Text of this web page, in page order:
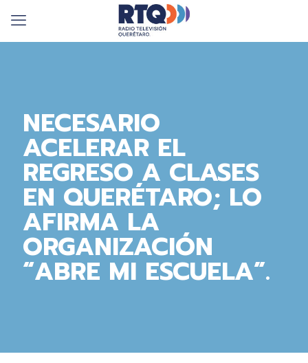
NECESARIO
ACELERAR EL
REGRESO A CLASES
EN QUERÉTARO; LO
AFIRMA LA
ORGANIZACIÓN
“ABRE MI ESCUELA”.